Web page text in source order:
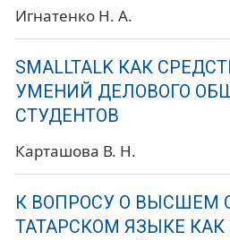
Игнатенко Н. А.
SMALLTALK КАК
УМЕНИЙ ДЕЛОВОГО
СТУДЕНТОВ
Карташова В. Н.
К ВОПРОСУ О ВЫСШЕМ
ТАТАРСКОМ ЯЗЫКЕ